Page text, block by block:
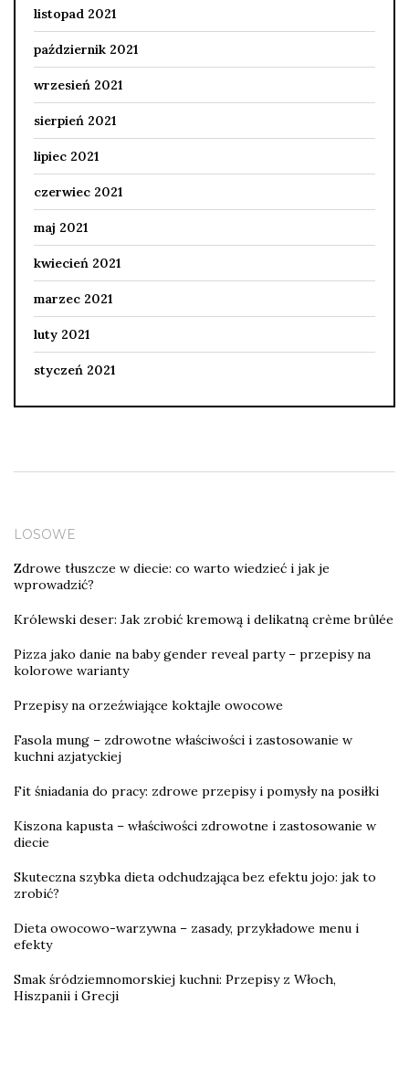
listopad 2021
październik 2021
wrzesień 2021
sierpień 2021
lipiec 2021
czerwiec 2021
maj 2021
kwiecień 2021
marzec 2021
luty 2021
styczeń 2021
LOSOWE
Zdrowe tłuszcze w diecie: co warto wiedzieć i jak je
wprowadzić?
Królewski deser: Jak zrobić kremową i delikatną crème brûlée
Pizza jako danie na baby gender reveal party – przepisy na
kolorowe warianty
Przepisy na orzeźwiające koktajle owocowe
Fasola mung – zdrowotne właściwości i zastosowanie w
kuchni azjatyckiej
Fit śniadania do pracy: zdrowe przepisy i pomysły na posiłki
Kiszona kapusta – właściwości zdrowotne i zastosowanie w
diecie
Skuteczna szybka dieta odchudzająca bez efektu jojo: jak to
zrobić?
Dieta owocowo-warzywna – zasady, przykładowe menu i
efekty
Smak śródziemnomorskiej kuchni: Przepisy z Włoch,
Hiszpanii i Grecji